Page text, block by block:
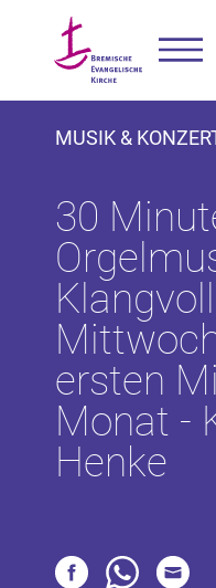
MUSIK &
30
ersten
Monat -
Henke